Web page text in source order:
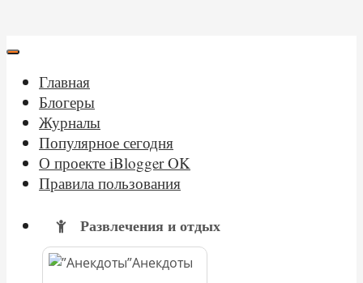
Главная
Блогеры
Журналы
Популярное сегодня
О проекте iBlogger OK
Правила пользования
Развлечения и отдых
Анекдоты